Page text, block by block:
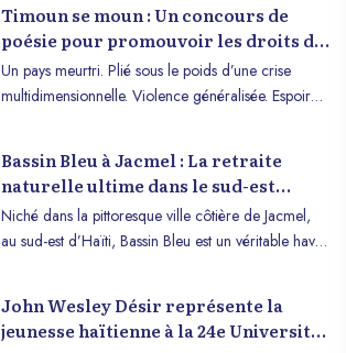
Timoun se moun : Un concours de
poésie pour promouvoir les droits de
l’enfant en Haïti
Un pays meurtri. Plié sous le poids d’une crise
multidimensionnelle. Violence généralisée. Espoir
plus en plus confrontés à toutes formes de
vulnérabilités entravant l’ensemble de leur
développement. Ainsi, ACTIF lance la deuxième
édition du concours de poésie «Timoun se Moun ».
l’écriture un tremplin pour bâtir ce que la vie prive
aux enfants haïtiens. La douleur peut être
transformée en or. La poésie est pour ACTIF
Bassin Bleu à Jacmel : La retraite
naturelle ultime dans le sud-est
d’Haïti
Niché dans la pittoresque ville côtière de Jacmel,
au sud-est d’Haïti, Bassin Bleu est un véritable havre
rocheuses en font un site d’une beauté à couper le
souffle, attirant les voyageurs du monde entier en
John Wesley Désir représente la
jeunesse haïtienne à la 24e Université